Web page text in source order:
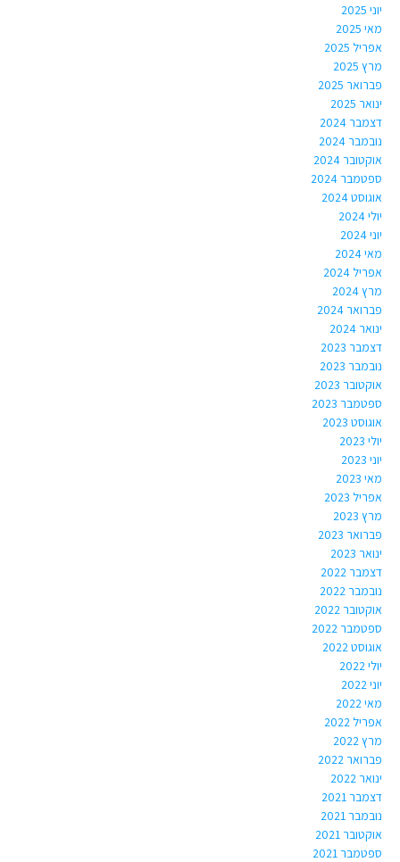
יוני 2025
מאי 2025
אפריל 2025
מרץ 2025
פברואר 2025
ינואר 2025
דצמבר 2024
נובמבר 2024
אוקטובר 2024
ספטמבר 2024
אוגוסט 2024
יולי 2024
יוני 2024
מאי 2024
אפריל 2024
מרץ 2024
פברואר 2024
ינואר 2024
דצמבר 2023
נובמבר 2023
אוקטובר 2023
ספטמבר 2023
אוגוסט 2023
יולי 2023
יוני 2023
מאי 2023
אפריל 2023
מרץ 2023
פברואר 2023
ינואר 2023
דצמבר 2022
נובמבר 2022
אוקטובר 2022
ספטמבר 2022
אוגוסט 2022
יולי 2022
יוני 2022
מאי 2022
אפריל 2022
מרץ 2022
פברואר 2022
ינואר 2022
דצמבר 2021
נובמבר 2021
אוקטובר 2021
ספטמבר 2021